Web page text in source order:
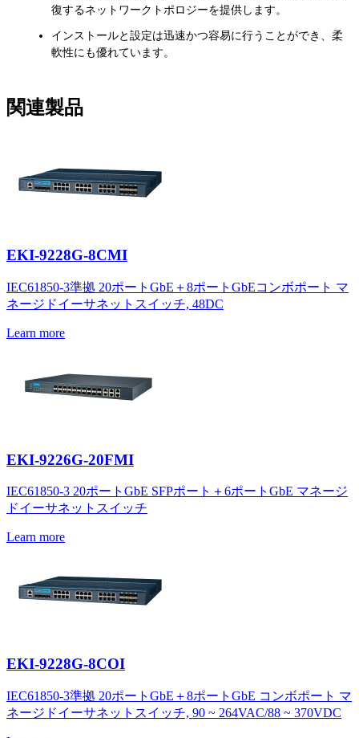
復するネットワークトポロジーを提供します。
インストールと設定は迅速かつ容易に行うことができ、柔
軟性にも優れています。
関連製品
EKI-9228G-8CMI
IEC61850-3準拠 20ポートGbE＋8ポートGbEコンボポート マ
ネージドイーサネットスイッチ, 48DC
Learn more
EKI-9226G-20FMI
IEC61850-3 20ポートGbE SFPポート＋6ポートGbE マネージ
ドイーサネットスイッチ
Learn more
EKI-9228G-8COI
IEC61850-3準拠 20ポートGbE＋8ポートGbE コンボポート マ
ネージドイーサネットスイッチ, 90 ~ 264VAC/88 ~ 370VDC